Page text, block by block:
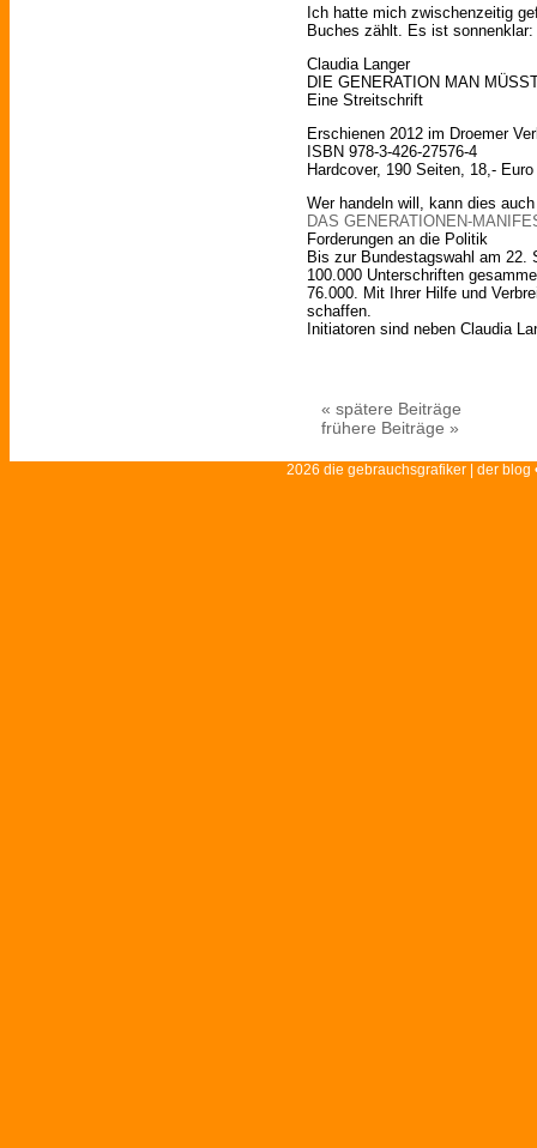
Ich hatte mich zwischenzeitig
Buches zählt. Es ist sonnenklar:
Claudia Langer
DIE GENERATION MAN
Eine Streitschrift
Erschienen 2012 im Droemer
ISBN 978-3-426-27576-4
Hardcover, 190 Seiten, 18,- Euro
Wer handeln will, kann dies
DAS GENERATIONEN-
Forderungen an die Politik
Bis zur Bundestagswahl am 22.
100.000 Unterschriften
76.000. Mit Ihrer Hilfe und
schaffen.
Initiatoren sind neben Claudia
« spätere Beiträge
frühere Beiträge »
2026 die gebrauchsgrafiker | der blog